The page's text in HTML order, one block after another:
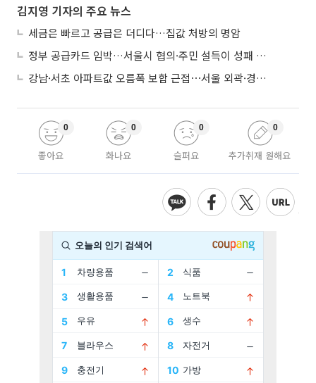
김지영 기자의 주요 뉴스
세금은 빠르고 공급은 더디다…집값 처방의 명암
정부 공급카드 임박…서울시 협의·주민 설득이 성패 가른다
강남·서초 아파트값 오름폭 보합 근접⋯서울 외곽·경기 남부 중심 매수세
좋아요
0
화나요
0
슬퍼요
0
추가취재 원해요
0